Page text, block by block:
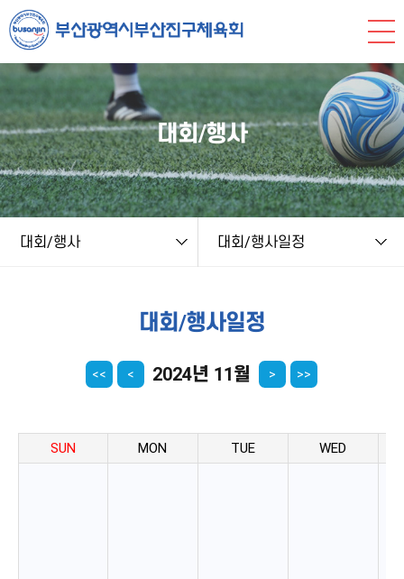
본문 바로가기
string(9) "board.php" string(8) "schedule" NULL
대회/행사
대회/행사 대회/행사일정
대회/행사일정
<< < 2024년 11월 > >>
SUN MON TUE WED